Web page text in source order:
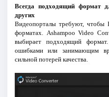
Всегда подходящий формат
других
Видеопорталы требуют,
форматах. Ashampoo Video
выбирает подходящий
ошибками или занимающим
сильной потерей качества.